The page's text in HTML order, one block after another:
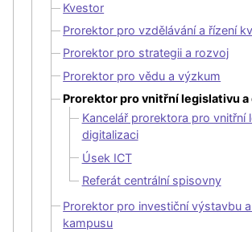
Kvestor
Prorektor pro vzdělávání a řízení
Prorektor pro strategii a rozvoj
Prorektor pro vědu a výzkum
Prorektor pro vnitřní legislativu a
Kancelář prorektora pro vnitřní
digitalizaci
Úsek ICT
Referát centrální spisovny
Prorektor pro investiční výstavbu
kampusu